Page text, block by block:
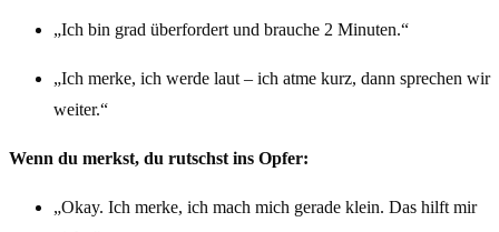
„Ich bin grad überfordert und brauche 2 Minuten.“
„Ich merke, ich werde laut – ich atme kurz, dann sprechen wir
weiter.“
Wenn du merkst, du rutschst ins Opfer:
„Okay. Ich merke, ich mach mich gerade klein. Das hilft mir